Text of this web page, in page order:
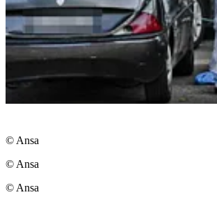
© Ansa
© Ansa
© Ansa